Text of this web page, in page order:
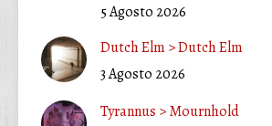
5 Agosto 2026
Dutch Elm > Dutch Elm
3 Agosto 2026
Tyrannus > Mournhold